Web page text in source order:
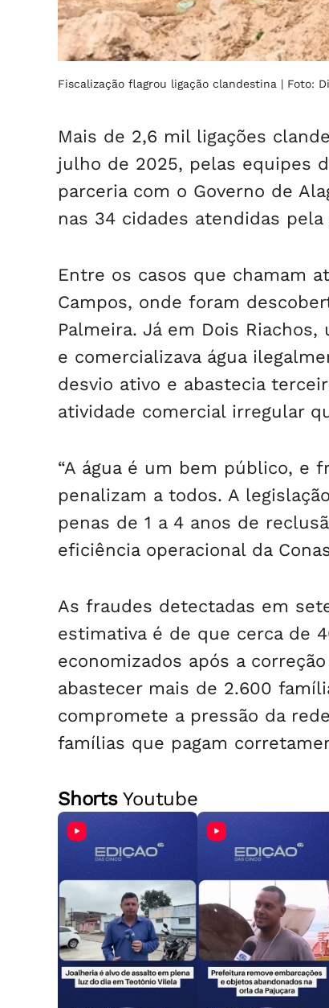
Fiscalização flagrou ligação clandestina | Foto:
Mais de 2,6 mil ligações
julho de 2025, pelas equipes
parceria com o Governo de
nas 34 cidades atendidas
Entre os casos que chamam
Campos, onde foram
Palmeira. Já em Dois
e comercializava água
desvio ativo e abastecia
atividade comercial irregular
“A água é um bem público, e
penalizam a todos. A
penas de 1 a 4 anos de
eficiência operacional da
As fraudes detectadas em
estimativa é de que cerca de
economizados após a
abastecer mais de 2.600
compromete a pressão da
famílias que pagam
ShortsYoutube